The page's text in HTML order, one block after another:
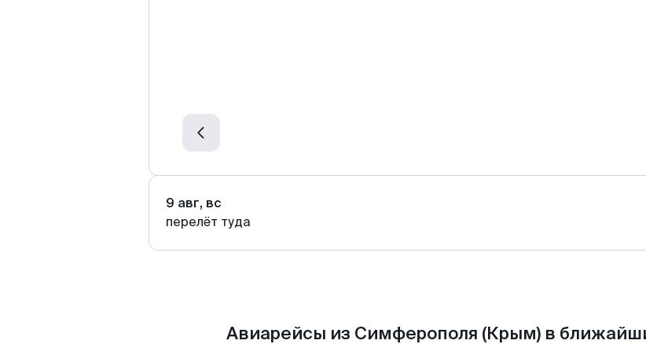
9 авг, вс
перелёт туда
Авиарейсы из Симферополя (Крым) в